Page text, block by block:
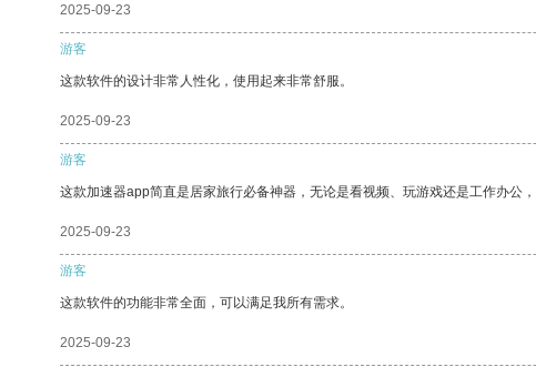
2025-09-23
游客
这款软件的设计非常人性化，使用起来非常舒服。
2025-09-23
游客
这款加速器app简直是居家旅行必备神器，无论是看视频、玩游戏还是工作办公
2025-09-23
游客
这款软件的功能非常全面，可以满足我所有需求。
2025-09-23